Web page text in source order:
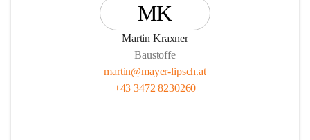
MK
Martin Kraxner
Baustoffe
martin@mayer-lipsch.at
+43 3472 8230260